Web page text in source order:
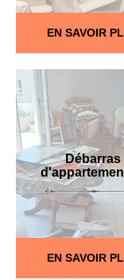
EN SAVOIR
Débarras
EN SAVOIR